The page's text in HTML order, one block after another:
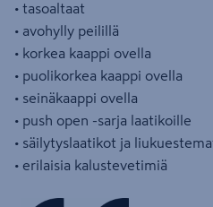
• tasoaltaat
• avohylly peilillä
• korkea kaappi ovella
• puolikorkea kaappi ovella
• seinäkaappi ovella
• push open -sarja laatikoille
• säilytyslaatikot ja
• erilaisia kalustevetimiä